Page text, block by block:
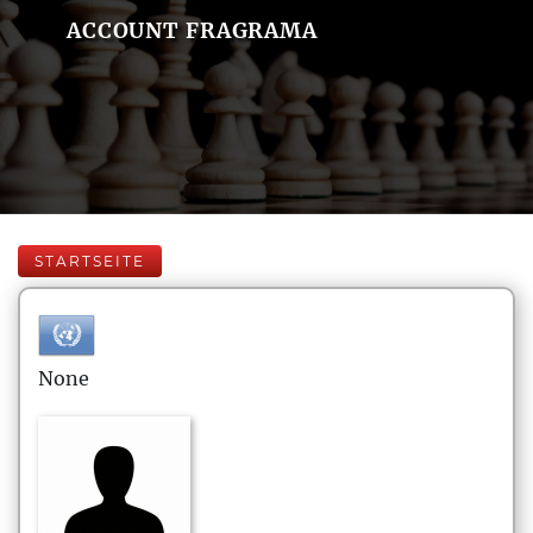
ACCOUNT FRAGRAMA
STARTSEITE
None